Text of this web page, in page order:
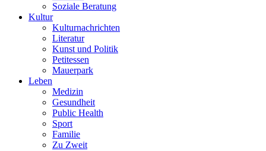
Soziale Beratung
Kultur
Kulturnachrichten
Literatur
Kunst und Politik
Petitessen
Mauerpark
Leben
Medizin
Gesundheit
Public Health
Sport
Familie
Zu Zweit